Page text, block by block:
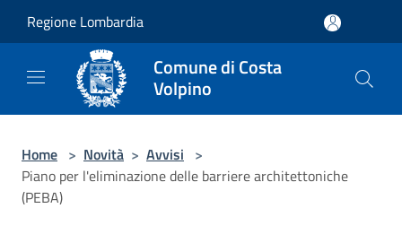
Regione Lombardia
Comune di Costa
Volpino
Home > Novità > Avvisi >
Piano per l'eliminazione delle barriere architettoniche
(PEBA)